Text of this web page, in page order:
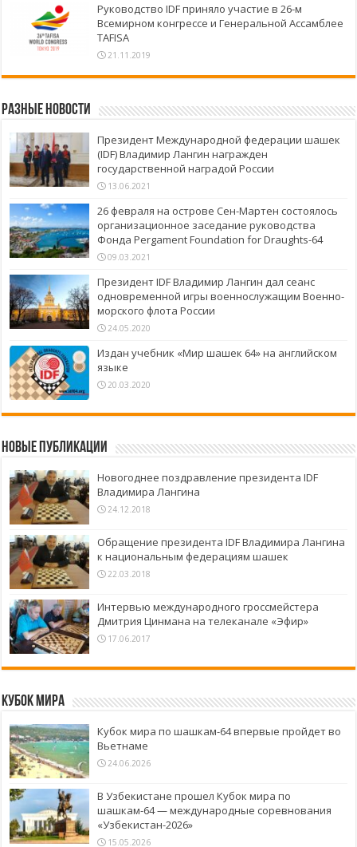
Руководство IDF приняло участие в 26-м
Всемирном конгрессе и Генеральной Ассамблее
TAFISA
21.11.2019
Разные новости
Президент Международной федерации шашек
(IDF) Владимир Лангин награжден
государственной наградой России
13.06.2021
26 февраля на острове Сен-Мартен состоялось
организационное заседание руководства
Фонда Pergament Foundation for Draughts-64
09.03.2021
Президент IDF Владимир Лангин дал сеанс
одновременной игры военнослужащим Военно-
морского флота России
24.05.2020
Издан учебник «Мир шашек 64» на английском
языке
20.03.2020
Новые публикации
Новогоднее поздравление президента IDF
Владимира Лангина
24.12.2018
Обращение президента IDF Владимира Лангина
к национальным федерациям шашек
22.03.2018
Интервью международного гроссмейстера
Дмитрия Цинмана на телеканале «Эфир»
17.06.2017
Кубок Мира
Кубок мира по шашкам-64 впервые пройдет во
Вьетнаме
24.06.2026
В Узбекистане прошел Кубок мира по
шашкам-64 — международные соревнования
«Узбекистан-2026»
15.05.2026